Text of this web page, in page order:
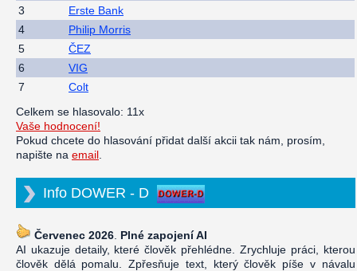
3
Erste Bank
4
Philip Morris
5
ČEZ
6
VIG
7
Colt
Celkem se hlasovalo: 11x
Vaše hodnocení!
Pokud chcete do hlasování přidat další akcii tak nám, prosím,
napište na email
Info DOWER - D
Červenec 2026 Plné zapojení AI
AI ukazuje detaily, které člověk přehlédne. Zrychluje práci, kterou
člověk dělá pomalu. Zpřesňuje text, který člověk píše v návalu